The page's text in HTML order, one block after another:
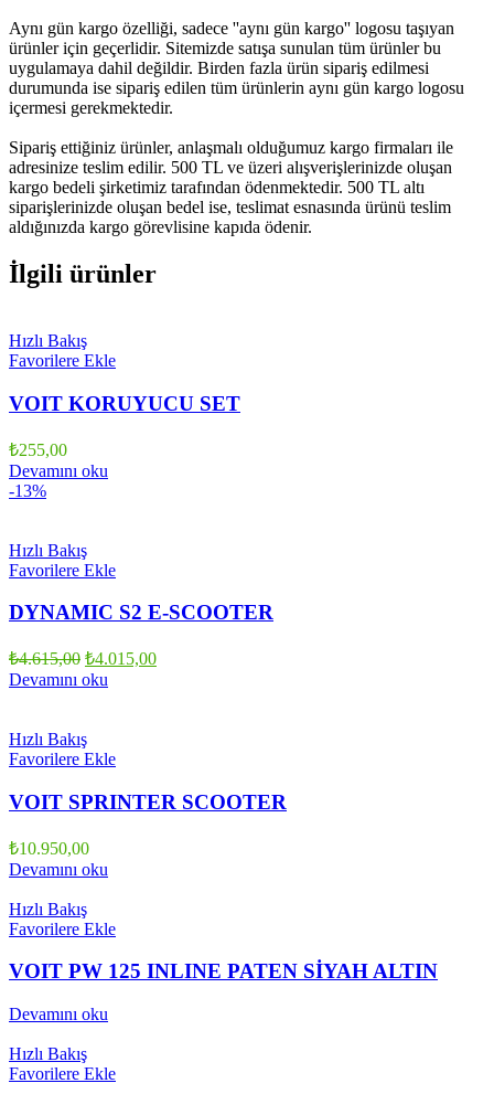
Aynı gün kargo özelliği, sadece ''aynı gün kargo'' logosu taşıyan
ürünler için geçerlidir. Sitemizde satışa sunulan tüm ürünler bu
uygulamaya dahil değildir. Birden fazla ürün sipariş edilmesi
durumunda ise sipariş edilen tüm ürünlerin aynı gün kargo logosu
içermesi gerekmektedir.
Sipariş ettiğiniz ürünler, anlaşmalı olduğumuz kargo firmaları ile
adresinize teslim edilir. 500 TL ve üzeri alışverişlerinizde oluşan
kargo bedeli şirketimiz tarafından ödenmektedir. 500 TL altı
siparişlerinizde oluşan bedel ise, teslimat esnasında ürünü teslim
aldığınızda kargo görevlisine kapıda ödenir.
İlgili ürünler
Hızlı Bakış
Favorilere Ekle
VOIT KORUYUCU SET
₺255,00
Devamını oku
-13%
Hızlı Bakış
Favorilere Ekle
DYNAMIC S2 E-SCOOTER
₺4.615,00 Orijinal
fiyat:
₺4.015,00Şu
Devamını oku
Hızlı Bakış
Favorilere Ekle
VOIT SPRINTER SCOOTER
₺10.950,00
Devamını oku
Hızlı Bakış
Favorilere Ekle
VOIT PW 125 INLINE PATEN SİYAH ALTIN
Devamını oku
Hızlı Bakış
Favorilere Ekle